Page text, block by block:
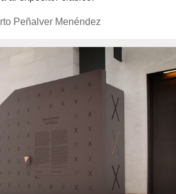
www.experimenta.es/author/alberto-
Peñalver Menéndez